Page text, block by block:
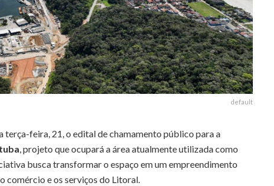
default
terça-feira, 21, o edital de chamamento público para a
, projeto que ocupará a área atualmente utilizada como
busca transformar o espaço em um empreendimento
comércio e os serviços do Litoral.